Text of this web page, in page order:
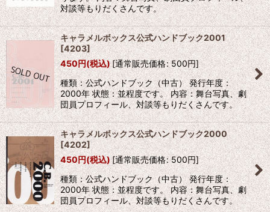
対談等もりだくさんです。
キャラメルボックス公式ハンドブック2001
[4203]
450円(税込) [通常販売価格: 500円]
種類：公式ハンドブック（中古） 発行年度：
2000年 状態：並程度です。 内容：舞台写真、劇
団員プロフィール、対談等もりだくさんです。
キャラメルボックス公式ハンドブック2000
[4202]
450円(税込) [通常販売価格: 500円]
種類：公式ハンドブック（中古） 発行年度：
2000年 状態：並程度です。 内容：舞台写真、劇
団員プロフィール、対談等もりだくさんです。